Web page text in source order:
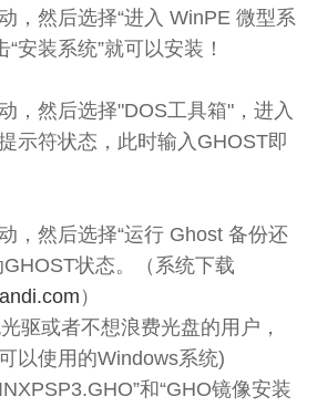
，然后选择“进入 WinPE 微型系
安装系统”就可以安装！
，然后选择"DOS工具箱"，进入
示符状态，此时输入GHOST即
，然后选择“运行 Ghost 备份还
GHOST状态。（系统下载
）
驱或者不想浪费光盘的用户，
以使用的Windows系统)
和“GHO镜像安装